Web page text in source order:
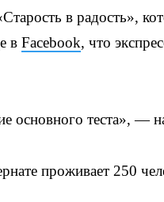
в радость»,
в Facebook, что
основного теста», —
проживает 250